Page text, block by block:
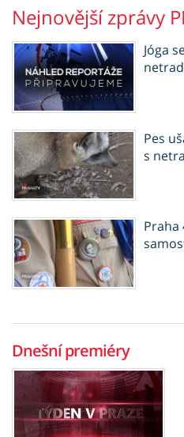
Nejnovější zprávy
Jóga
Pes
s
Praha
Dnešní premiéry